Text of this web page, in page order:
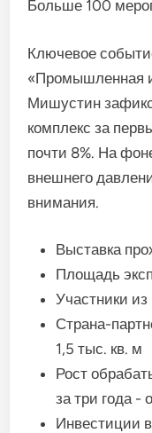
Больше 100
Ключевое
«Промышленная
Мишустин
комплекс за
почти 8%. На
внешнего
внимания.
Выставка
Площадь
Участники
Страна-
1,5 тыс. кв. м
Рост
за три года -
Инвестиции